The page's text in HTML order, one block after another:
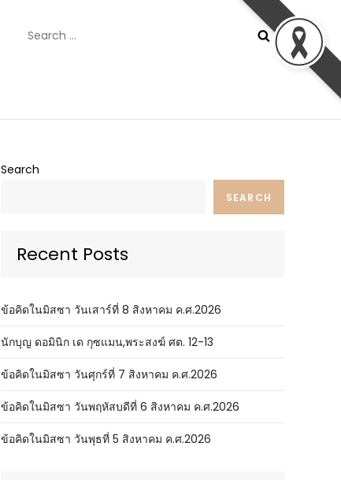
for:
Search
SEARCH
Recent Posts
ข้อคิดในมิสซา วันเสาร์ที่ 8 สิงหาคม ค.ศ.2026
นักบุญ ดอมินิก เด กุซแมน,พระสงฆ์ ศต. 12-13
ข้อคิดในมิสซา วันศุกร์ที่ 7 สิงหาคม ค.ศ.2026
ข้อคิดในมิสซา วันพฤหัสบดีที่ 6 สิงหาคม ค.ศ.2026
ข้อคิดในมิสซา วันพุธที่ 5 สิงหาคม ค.ศ.2026